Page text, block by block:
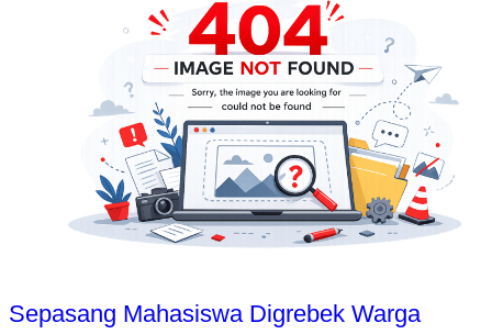
Sepasang Mahasiswa Digrebek Warga